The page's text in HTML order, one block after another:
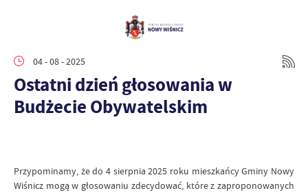
04 - 08 - 2025
Ostatni dzień głosowania w
Budżecie Obywatelskim
Przypominamy, że do 4 sierpnia 2025 roku mieszkańcy Gminy Nowy
Wiśnicz mogą w głosowaniu zdecydować, które z zaproponowanych